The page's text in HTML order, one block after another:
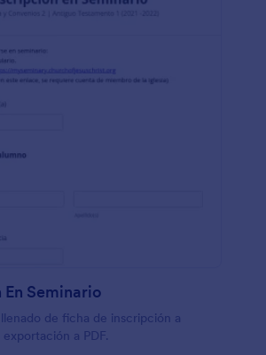
Seminario
de ficha de inscripción a
a PDF.